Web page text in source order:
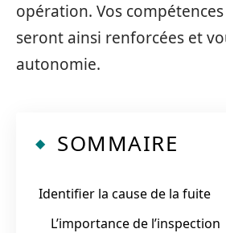
opération. Vos
seront ainsi renforcées et
autonomie.
SOMMAIRE
Identifier la cause de la fuite
L’importance de l’inspection